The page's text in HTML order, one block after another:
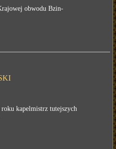
obwodu Bzin-
kapelmistrz tutejszych